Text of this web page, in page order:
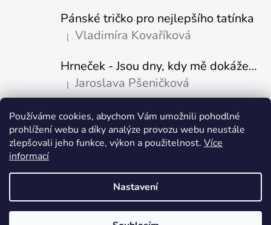
Používáme cookies, abychom Vám umožnili pohodlné
prohlížení webu a díky analýze provozu webu neustále
zlepšovali jeho funkce, výkon a použitelnost. Více
informací
Nastavení
Pánské tričko pro nejlepšího tatínka
Hodnocení produktu je 5 z 5 hvězdiček.
| Vladimíra Kovaříková
Hrneček - Jsou dny, kdy mě dokáže nasrat i vzduch-naštvaný pejsek
Hodnocení produktu je 5 z 5 hvězdiček.
| Jaroslava Pšeničková
Přijímáme online platby
Copyright 2026Fajn-potisk.cz. Všechna práva vyhrazena.Upravit